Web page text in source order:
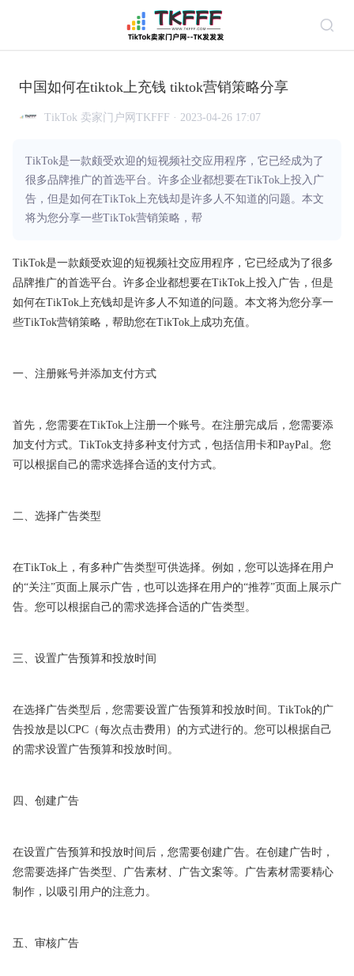
中国如何在tiktok上充钱 tiktok营销策略分享
TikTok 卖家门户网TKFFF · 2023-04-26 17:07
TikTok是一款颇受欢迎的短视频社交应用程序，它已经成为了
很多品牌推广的首选平台。许多企业都想要在TikTok上投入广
告，但是如何在TikTok上充钱却是许多人不知道的问题。本文
将为您分享一些TikTok营销策略，帮
TikTok是一款颇受欢迎的短视频社交应用程序，它已经成为了很多
品牌推广的首选平台。许多企业都想要在TikTok上投入广告，但是
如何在TikTok上充钱却是许多人不知道的问题。本文将为您分享一
些TikTok营销策略，帮助您在TikTok上成功充值。
一、注册账号并添加支付方式
首先，您需要在TikTok上注册一个账号。在注册完成后，您需要添
加支付方式。TikTok支持多种支付方式，包括信用卡和PayPal。您
可以根据自己的需求选择合适的支付方式。
二、选择广告类型
在TikTok上，有多种广告类型可供选择。例如，您可以选择在用户
的“关注”页面上展示广告，也可以选择在用户的“推荐”页面上展示广
告。您可以根据自己的需求选择合适的广告类型。
三、设置广告预算和投放时间
在选择广告类型后，您需要设置广告预算和投放时间。TikTok的广
告投放是以CPC（每次点击费用）的方式进行的。您可以根据自己
的需求设置广告预算和投放时间。
四、创建广告
在设置广告预算和投放时间后，您需要创建广告。在创建广告时，
您需要选择广告类型、广告素材、广告文案等。广告素材需要精心
制作，以吸引用户的注意力。
五、审核广告